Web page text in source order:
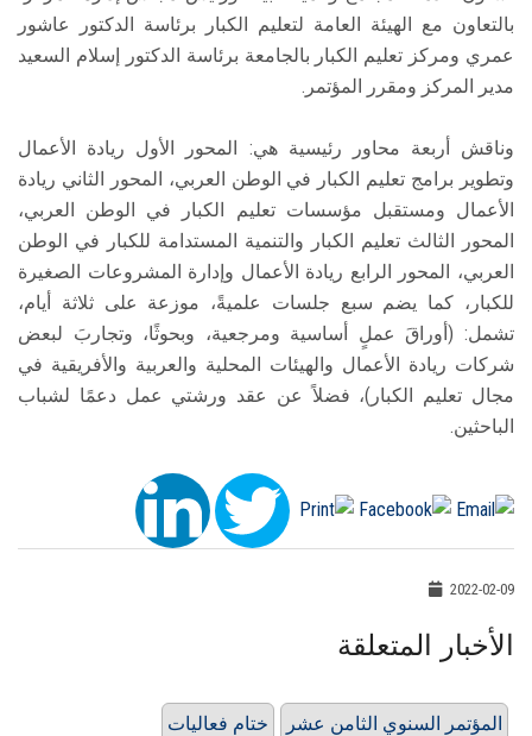
بالتعاون مع الهيئة العامة لتعليم الكبار برئاسة الدكتور عاشور
عمري ومركز تعليم الكبار بالجامعة برئاسة الدكتور إسلام السعيد
مدير المركز ومقرر المؤتمر.
وناقش أربعة محاور رئيسية هي: المحور الأول ريادة الأعمال
وتطوير برامج تعليم الكبار في الوطن العربي، المحور الثاني ريادة
الأعمال ومستقبل مؤسسات تعليم الكبار في الوطن العربي،
المحور الثالث تعليم الكبار والتنمية المستدامة للكبار في الوطن
العربي، المحور الرابع ريادة الأعمال وإدارة المشروعات الصغيرة
للكبار، كما يضم سبع جلسات علميةً، موزعة على ثلاثة أيام،
تشمل: (أوراقَ عملٍ أساسية ومرجعية، وبحوثًا، وتجاربَ لبعض
شركات ريادة الأعمال والهيئات المحلية والعربية والأفريقية في
مجال تعليم الكبار)، فضلاً عن عقد ورشتي عمل دعمًا لشباب
الباحثين.
2022-02-09
الأخبار المتعلقة
ختام فعاليات المؤتمر السنوي الثامن عشر